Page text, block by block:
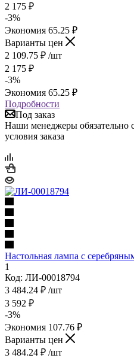
2 175 ₽
-3%
Экономия 65.25 ₽
Варианты цен
2 109.75 ₽ /шт
2 175 ₽
-3%
Экономия 65.25 ₽
Подробности
Под заказ
Наши менеджеры обязательно
условия заказа
Настольная лампа с
1
Код: ЛИ-00018794
3 484.24 ₽ /шт
3 592 ₽
-3%
Экономия 107.76 ₽
Варианты цен
3 484.24 ₽ /шт